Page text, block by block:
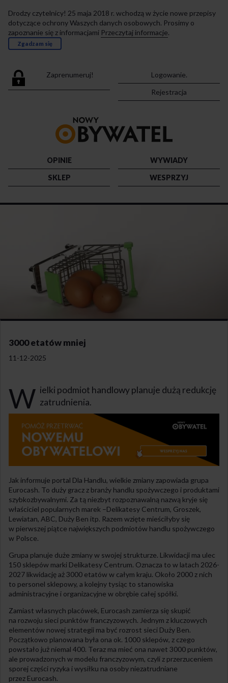
Drodzy czytelnicy! 25 maja 2018 r. wchodzą w życie nowe przepisy
dotyczące ochrony Waszych danych osobowych. Prosimy o
zapoznanie się z informacjami Przeczytaj informacje.
Zgadzam się
Zaprenumeruj!
Logowanie.
Rejestracja
strony
OPINIE
WYWIADY
SKLEP
WESPRZYJ
3000 etatów mniej
11-12-2025
W ielki podmiot handlowy planuje dużą redukcję
zatrudnienia.
Jak informuje portal Dla Handlu, wielkie zmiany zapowiada grupa
Eurocash. To duży gracz z branży handlu spożywczego i produktami
szybkozbywalnymi. Za tą niezbyt rozpoznawalną nazwą kryje się
właściciel popularnych marek –Delikatesy Centrum, Groszek,
Lewiatan, ABC, Duży Ben itp. Razem wzięte mieściłyby się
w pierwszej piątce największych podmiotów handlu spożywczego
w Polsce.
Grupa planuje duże zmiany w swojej strukturze. Likwidacji ma ulec
150 sklepów marki Delikatesy Centrum. Oznacza to w latach 2026-
2027 likwidację aż 3000 etatów w całym kraju. Około 2000 z nich
to personel sklepowy, a kolejny tysiąc to stanowiska
administracyjne i organizacyjne w obrębie całej spółki.
Zamiast własnych placówek, Eurocash zamierza się skupić
na rozwoju sieci punktów franczyzowych. Jednym z kluczowych
elementów nowej strategii ma być rozrost sieci Duży Ben.
Początkowo planowana była ona ok. 1000 sklepów, z czego
powstało już niemal 400. Teraz ma mieć ona nawet 3000 punktów,
ale prowadzonych w modelu franczyzowym, czyli z przerzuceniem
sporej części ryzyka i wysiłku na osoby niezatrudniane
przez Eurocash.